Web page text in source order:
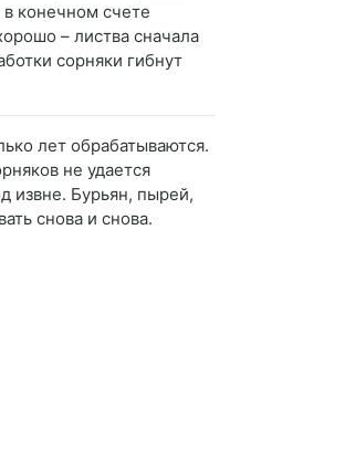
конечном счете
– листва сначала
сорняки гибнут
лет обрабатываются.
не удается
извне. Бурьян, пырей,
снова и снова.